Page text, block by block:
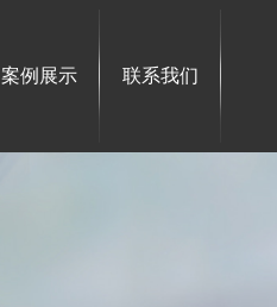
案例展示 联系我们